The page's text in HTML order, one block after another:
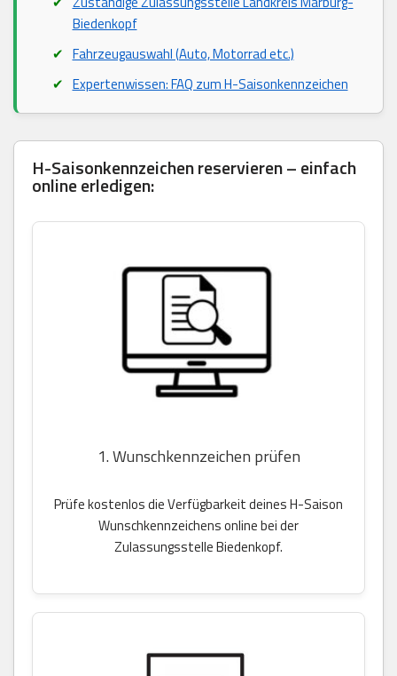
Biedenkopf
Fahrzeugauswahl (Auto, Motorrad etc.)
Expertenwissen: FAQ zum H-Saisonkennzeichen
H-Saisonkennzeichen reservieren – einfach
online erledigen:
1. Wunschkennzeichen prüfen
Prüfe kostenlos die Verfügbarkeit deines H-Saison
Wunschkennzeichens online bei der
Zulassungsstelle Biedenkopf.